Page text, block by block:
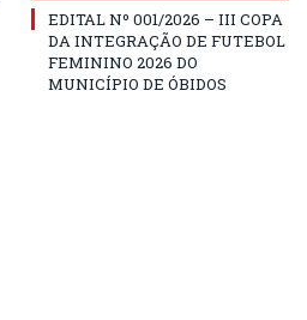
EDITAL Nº 001/2026 – III COPA
DA INTEGRAÇÃO DE FUTEBOL
FEMININO 2026 DO
MUNICÍPIO DE ÓBIDOS